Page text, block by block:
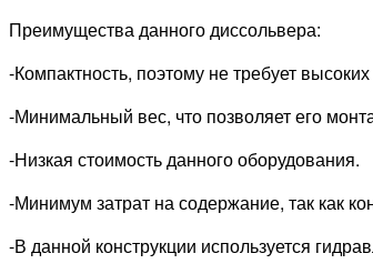
Преимущества данного диссольвера:
-Компактность, поэтому не требует
-Минимальный вес, что позволяет его
-Низкая стоимость данного оборудования.
-Минимум затрат на содержание, так как
-В данной конструкции используется